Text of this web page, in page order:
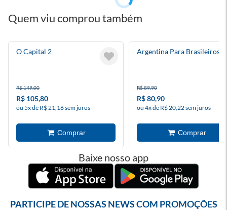
Quem viu comprou também
O Capital 2
R$ 149,00
R$ 105,80
ou 5x de R$ 21,16 sem juros
Argentina Para Brasileiros
R$ 89,90
R$ 80,90
ou 4x de R$ 20,22 sem juros
Baixe nosso app
PARTICIPE DE NOSSAS NEWS COM PROMOÇÕES